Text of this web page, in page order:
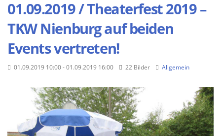
01.09.2019 / Theaterfest 2019 –
TKW Nienburg auf beiden
Events vertreten!
01.09.2019 10:00 - 01.09.2019 16:00 22 Bilder Allgemein